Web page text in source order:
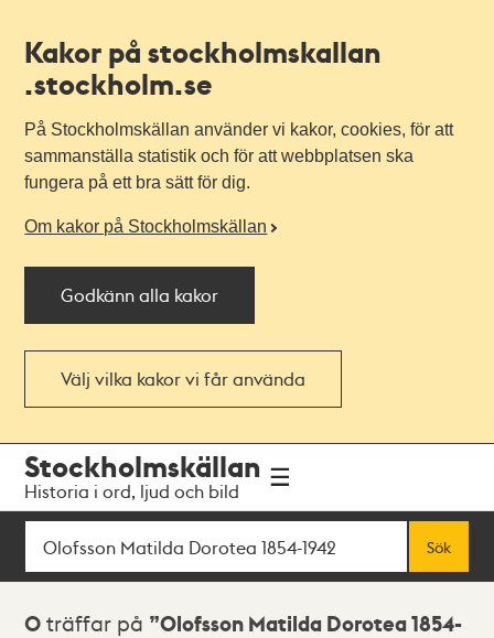
Kakor på stockholmskallan
.stockholm.se
På Stockholmskällan använder vi kakor, cookies, för att
sammanställa statistik och för att webbplatsen ska
fungera på ett bra sätt för dig.
Om kakor på Stockholmskällan
Godkänn alla kakor
Välj vilka kakor vi får använda
navigationen
huvudinnehållet
Stockholmskällan
Historia i ord, ljud och bild
Sök
Sök
Sökresultat
0 träffar på
Olofsson Matilda Dorotea 1854-